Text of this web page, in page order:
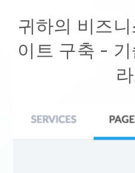
귀하의 비즈
이트 구축 -